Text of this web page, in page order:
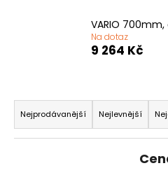
VARIO 700mm,
Na dotaz
9 264 Kč
Ř
a
z
Nejprodávanější Nejlevnější
j
e
t